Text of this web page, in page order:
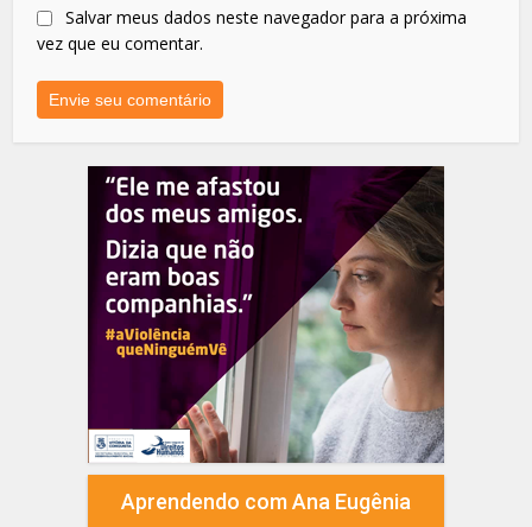
Salvar meus dados neste navegador para a próxima
vez que eu comentar.
Aprendendo com Ana Eugênia